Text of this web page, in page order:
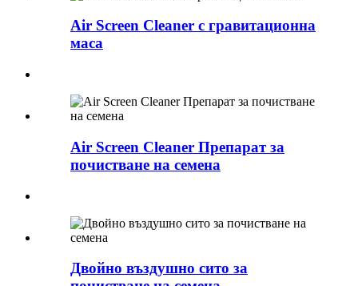
Air Screen Cleaner с гравитационна
маса
Air Screen Cleaner Препарат за
почистване на семена
Двойно въздушно сито за